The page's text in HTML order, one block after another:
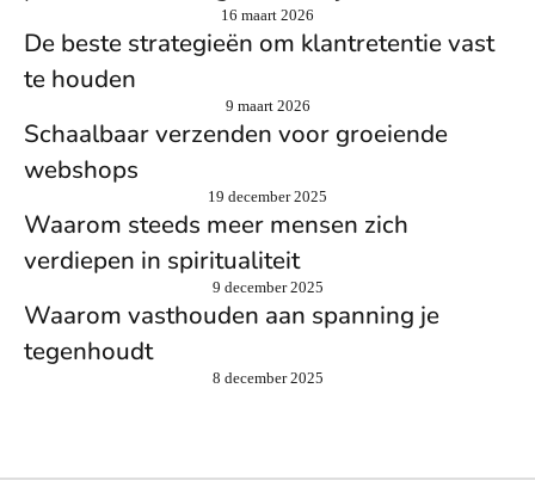
16 maart 2026
De beste strategieën om klantretentie vast
te houden
9 maart 2026
Schaalbaar verzenden voor groeiende
webshops
19 december 2025
Waarom steeds meer mensen zich
verdiepen in spiritualiteit
9 december 2025
Waarom vasthouden aan spanning je
tegenhoudt
8 december 2025